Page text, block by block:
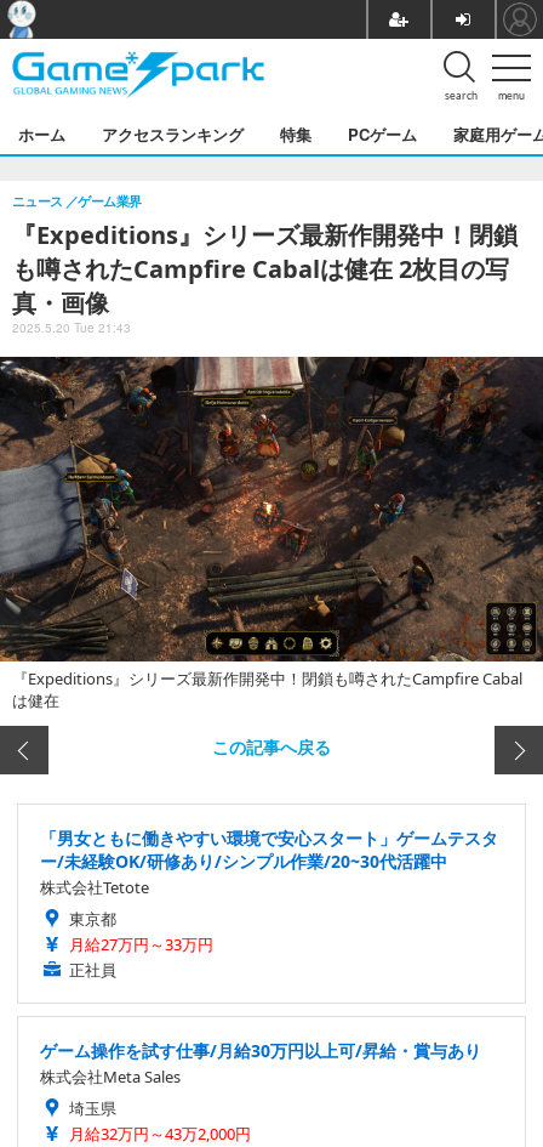
menu
search
ホーム アクセスランキング 特集 PCゲーム 家庭用ゲー
『Expeditions』シリーズ最新作開発中！閉鎖
も噂されたCampfire Cabalは健在 2枚目の写
真・画像
ニュース ゲーム業界
2025.5.20 Tue 21:43
『Expeditions』シリーズ最新作開発中！閉鎖も噂されたCampfire Cabal
は健在
この記事へ戻る
「男女ともに働きやすい環境で安心スタート」ゲームテスタ
ー/未経験OK/研修あり/シンプル作業/20~30代活躍中
株式会社Tetote
東京都
月給27万円～33万円
正社員
ゲーム操作を試す仕事/月給30万円以上可/昇給・賞与あり
株式会社Meta Sales
埼玉県
月給32万円～43万2,000円